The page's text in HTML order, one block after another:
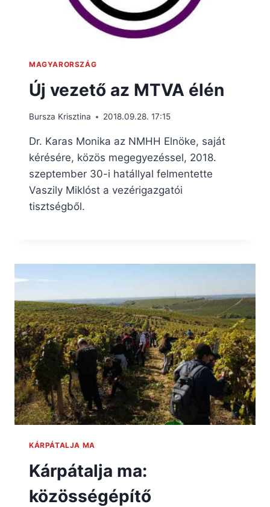
MAGYARORSZÁG
Új vezető az MTVA élén
Bursza Krisztina 2018.09.28. 17:15
Dr. Karas Monika az NMHH Elnöke, saját
kérésére, közös megegyezéssel, 2018.
szeptember 30-i hatállyal felmentette
Vaszily Miklóst a vezérigazgatói
tisztségből.
KÁRPÁTALJA MA
Kárpátalja ma:
közösségépítő